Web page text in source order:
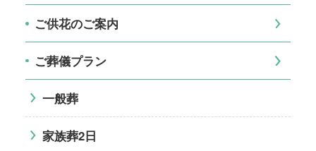
ご供花のご案内
ご葬儀プラン
一般葬
家族葬2日